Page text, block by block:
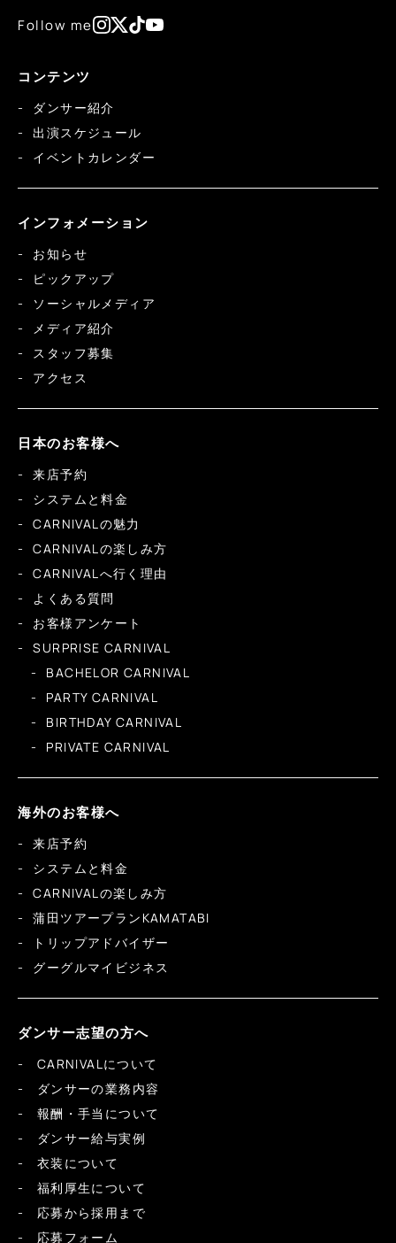
Follow me
コンテンツ
ダンサー紹介
出演スケジュール
イベントカレンダー
インフォメーション
お知らせ
ピックアップ
ソーシャルメディア
メディア紹介
スタッフ募集
アクセス
日本のお客様へ
来店予約
システムと料金
CARNIVALの魅力
CARNIVALの楽しみ方
CARNIVALへ行く理由
よくある質問
お客様アンケート
SURPRISE CARNIVAL
BACHELOR CARNIVAL
PARTY CARNIVAL
BIRTHDAY CARNIVAL
PRIVATE CARNIVAL
海外のお客様へ
来店予約
システムと料金
CARNIVALの楽しみ方
蒲田ツアープランKAMATABI
トリップアドバイザー
グーグルマイビジネス
ダンサー志望の方へ
CARNIVALについて
ダンサーの業務内容
報酬・手当について
ダンサー給与実例
衣装について
福利厚生について
応募から採用まで
応募フォーム